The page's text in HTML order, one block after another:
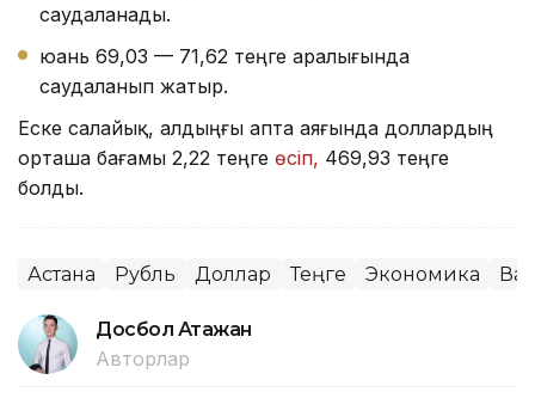
саудаланады.
юань 69,03 — 71,62 теңге аралығында
саудаланып жатыр.
Еске салайық, алдыңғы апта аяғында доллардың
орташа бағамы 2,22 теңге өсіп, 469,93 теңге
болды.
Астана Рубль Доллар Теңге Экономика
Досбол Атажан
Авторлар